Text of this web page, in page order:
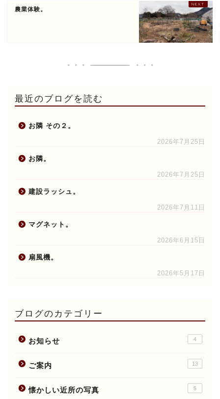
農業体験。
最近のブログを読む
お隣 その２。
2026年7月25日
お隣。
2026年7月25日
建設ラッシュ。
2026年7月11日
マグネット。
2026年6月15日
扇風機。
2026年5月17日
ブログのカテゴリー
お知らせ 4
ご案内 13
懐かしい近所の写真 5